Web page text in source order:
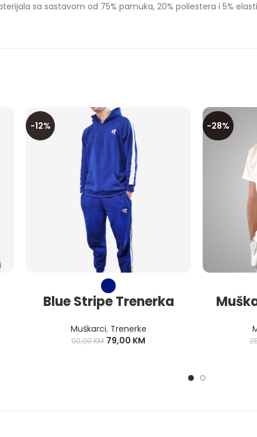
sa sastavom od 75% pamuka, 20% poliestera i 5%
-12%
Blue Stripe Trenerka
Muškarci, Trenerke
90,00KM 79,00 KM
-28%